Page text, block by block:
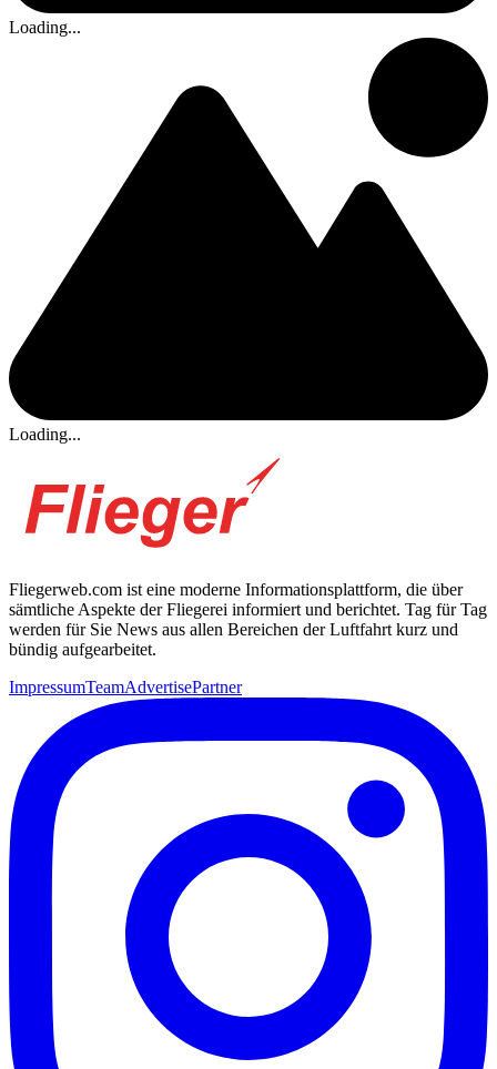
Loading...
Loading...
Fliegerweb.com ist eine moderne Informationsplattform, die über
sämtliche Aspekte der Fliegerei informiert und berichtet. Tag für Tag
werden für Sie News aus allen Bereichen der Luftfahrt kurz und
bündig aufgearbeitet.
ImpressumTeamAdvertisePartner